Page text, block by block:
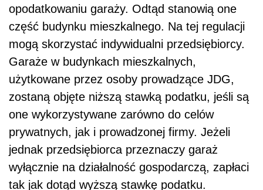
opodatkowaniu garaży. Odtąd stanowią one
część budynku mieszkalnego. Na tej regulacji
mogą skorzystać indywidualni przedsiębiorcy.
Garaże w budynkach mieszkalnych,
użytkowane przez osoby prowadzące JDG,
zostaną objęte niższą stawką podatku, jeśli są
one wykorzystywane zarówno do celów
prywatnych, jak i prowadzonej firmy. Jeżeli
jednak przedsiębiorca przeznaczy garaż
wyłącznie na działalność gospodarczą, zapłaci
tak jak dotąd wyższą stawkę podatku.